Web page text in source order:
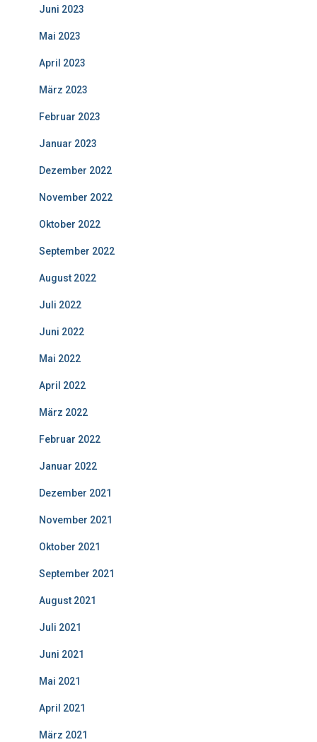
Juni 2023
Mai 2023
April 2023
März 2023
Februar 2023
Januar 2023
Dezember 2022
November 2022
Oktober 2022
September 2022
August 2022
Juli 2022
Juni 2022
Mai 2022
April 2022
März 2022
Februar 2022
Januar 2022
Dezember 2021
November 2021
Oktober 2021
September 2021
August 2021
Juli 2021
Juni 2021
Mai 2021
April 2021
März 2021